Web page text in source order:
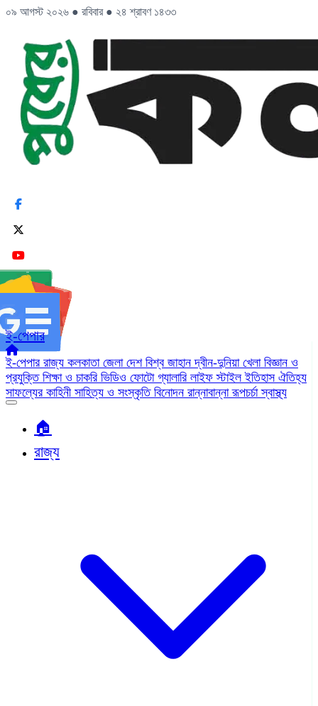
০৯ আগস্ট ২০২৬ ● রবিবার ● ২৪ শ্রাবণ ১৪৩৩
ই-পেপার
ই-পেপার রাজ্য কলকাতা জেলা দেশ বিশ্ব জাহানদ্বীন-দুনিয়া খেলা বিজ্ঞান ও
প্রযুক্তি শিক্ষা ও চাকরি ভিডিও ফোটো গ্যালারি লাইফ স্টাইলইতিহাস ঐতিহ্য
সাফল্যের কাহিনী সাহিত্য ও সংস্কৃতি বিনোদন রান্নাবান্নারূপচর্চাস্বাস্থ্য
🏠︎
রাজ্য